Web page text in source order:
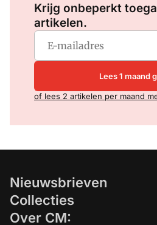
Krijg onbeperkt
artikelen.
Lees 1 maand
of lees 2 artikelen per maand
Nieuwsbrieven
Collecties
Over CM: